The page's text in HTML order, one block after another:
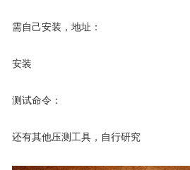
需自己安装，地址：
安装
测试命令：
还有其他压测工具，自行研究